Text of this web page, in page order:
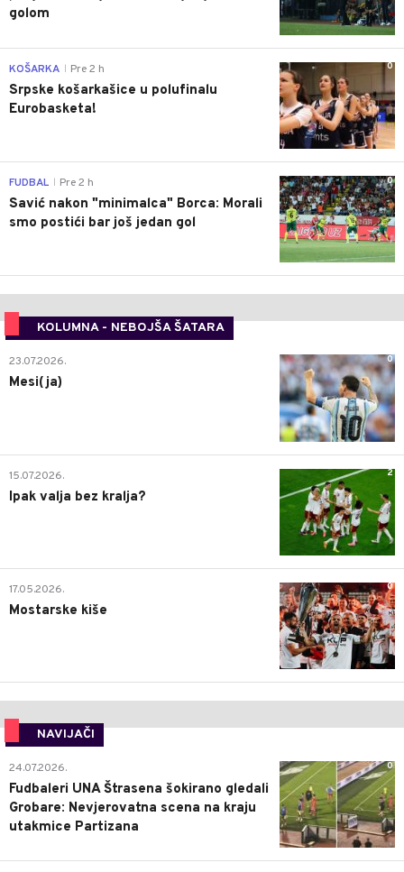
golom
0
KOŠARKA Pre 2 h
Srpske košarkašice u polufinalu
Eurobasketa!
0
FUDBAL Pre 2 h
Savić nakon "minimalca" Borca: Morali
smo postići bar još jedan gol
KOLUMNA - NEBOJŠA ŠATARA
0
23.07.2026.
Mesi(ja)
2
15.07.2026.
Ipak valja bez kralja?
0
17.05.2026.
Mostarske kiše
NAVIJAČI
0
24.07.2026.
Fudbaleri UNA Štrasena šokirano gledali
Grobare: Nevjerovatna scena na kraju
utakmice Partizana